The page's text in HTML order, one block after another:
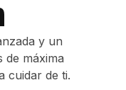
y un
máxima
cuidar de ti.